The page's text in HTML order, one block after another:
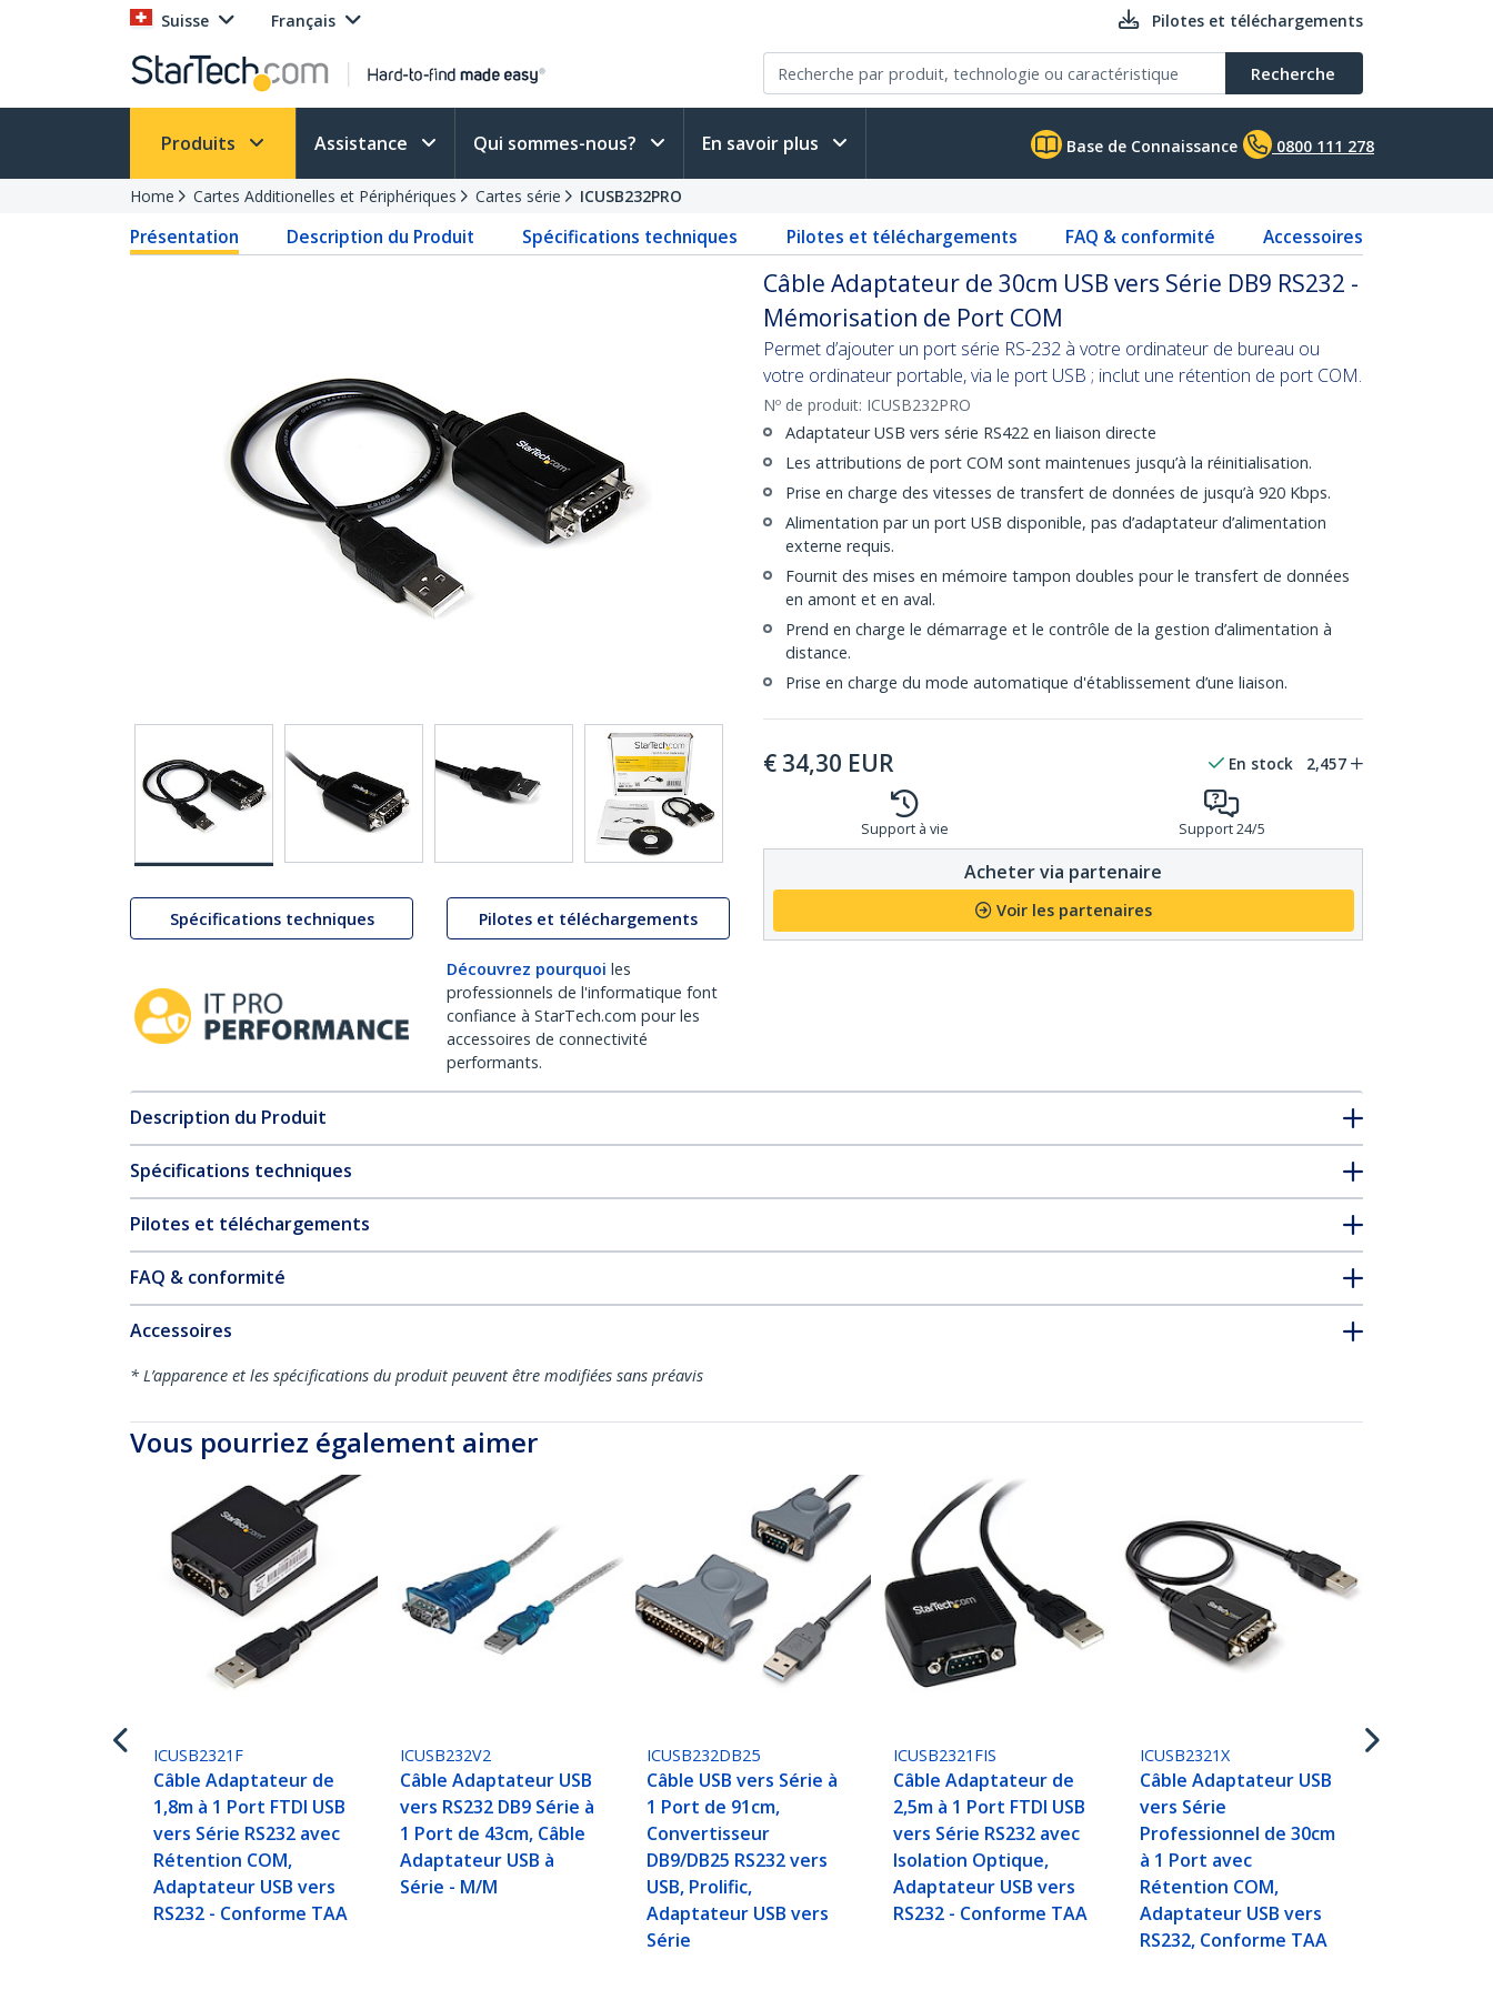
Suisse Français Pilotes et téléchargements
Recherche
Produits Assistance Qui sommes-nous? En savoir plus Base de Connaissance 0800 111 278
Home Cartes Additionelles et Périphériques Cartes série ICUSB232PRO
Présentation Description du Produit Spécifications techniques Pilotes et téléchargements FAQ & conformité Accessoires
Spécifications techniques Pilotes et téléchargements
Découvrez pourquoi les
professionnels de l'informatique font
confiance à StarTech.com pour les
accessoires de connectivité
performants.
Câble Adaptateur de 30cm USB vers Série DB9 RS232 -
Mémorisation de Port COM
Permet d’ajouter un port série RS-232 à votre ordinateur de bureau ou
votre ordinateur portable, via le port USB ; inclut une rétention de port COM.
Nº de produit: ICUSB232PRO
Adaptateur USB vers série RS422 en liaison directe
Les attributions de port COM sont maintenues jusqu’à la réinitialisation.
Prise en charge des vitesses de transfert de données de jusqu’à 920 Kbps.
Alimentation par un port USB disponible, pas d’adaptateur d’alimentation
externe requis.
Fournit des mises en mémoire tampon doubles pour le transfert de données
en amont et en aval.
Prend en charge le démarrage et le contrôle de la gestion d’alimentation à
distance.
Prise en charge du mode automatique d'établissement d’une liaison.
€ 34,30 EUR En stock 2,457
Support à vie Support 24/5
Acheter via partenaire
Voir les partenaires
Description du Produit
Spécifications techniques
Pilotes et téléchargements
FAQ & conformité
Accessoires
* L’apparence et les spécifications du produit peuvent être modifiées sans préavis
Vous pourriez également aimer
ICUSB2321F
Câble Adaptateur de
1,8m à 1 Port FTDI USB
vers Série RS232 avec
Rétention COM,
Adaptateur USB vers
RS232 - Conforme TAA
ICUSB232V2
Câble Adaptateur USB
vers RS232 DB9 Série à
1 Port de 43cm, Câble
Adaptateur USB à
Série - M/M
ICUSB232DB25
Câble USB vers Série à
1 Port de 91cm,
Convertisseur
DB9/DB25 RS232 vers
USB, Prolific,
Adaptateur USB vers
Série
ICUSB2321FIS
Câble Adaptateur de
2,5m à 1 Port FTDI USB
vers Série RS232 avec
Isolation Optique,
Adaptateur USB vers
RS232 - Conforme TAA
ICUSB2321X
Câble Adaptateur USB
vers Série
Professionnel de 30cm
à 1 Port avec
Rétention COM,
Adaptateur USB vers
RS232, Conforme TAA